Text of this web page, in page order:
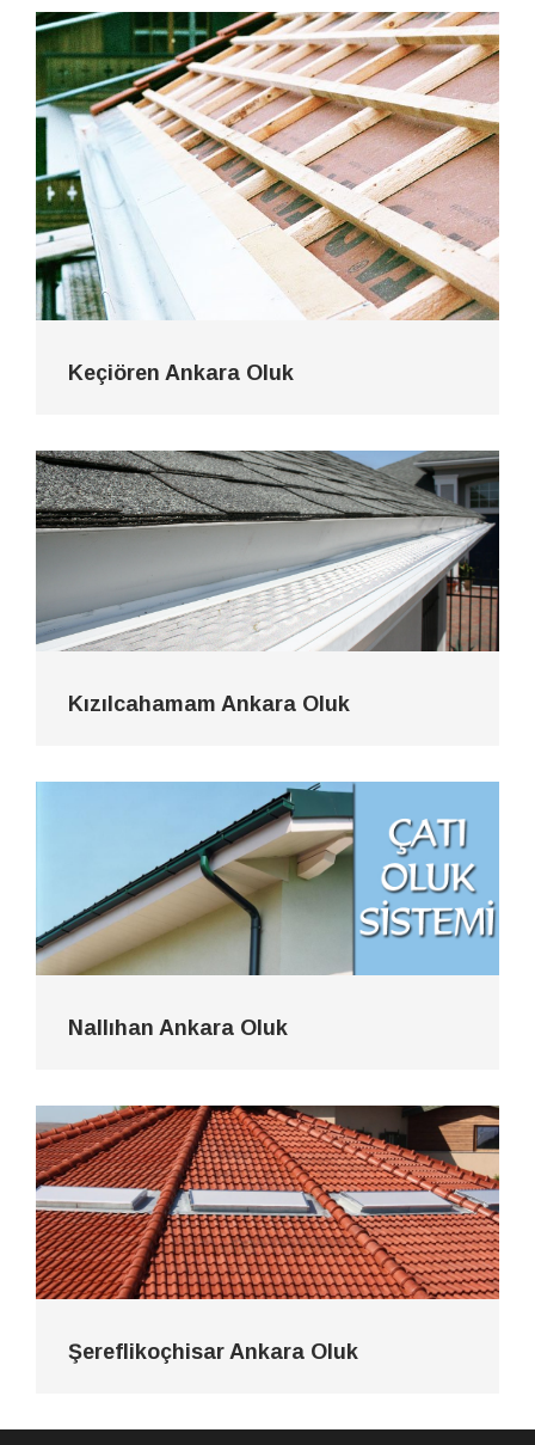
Keçiören Ankara Oluk
Kızılcahamam Ankara Oluk
Nallıhan Ankara Oluk
Şereflikoçhisar Ankara Oluk